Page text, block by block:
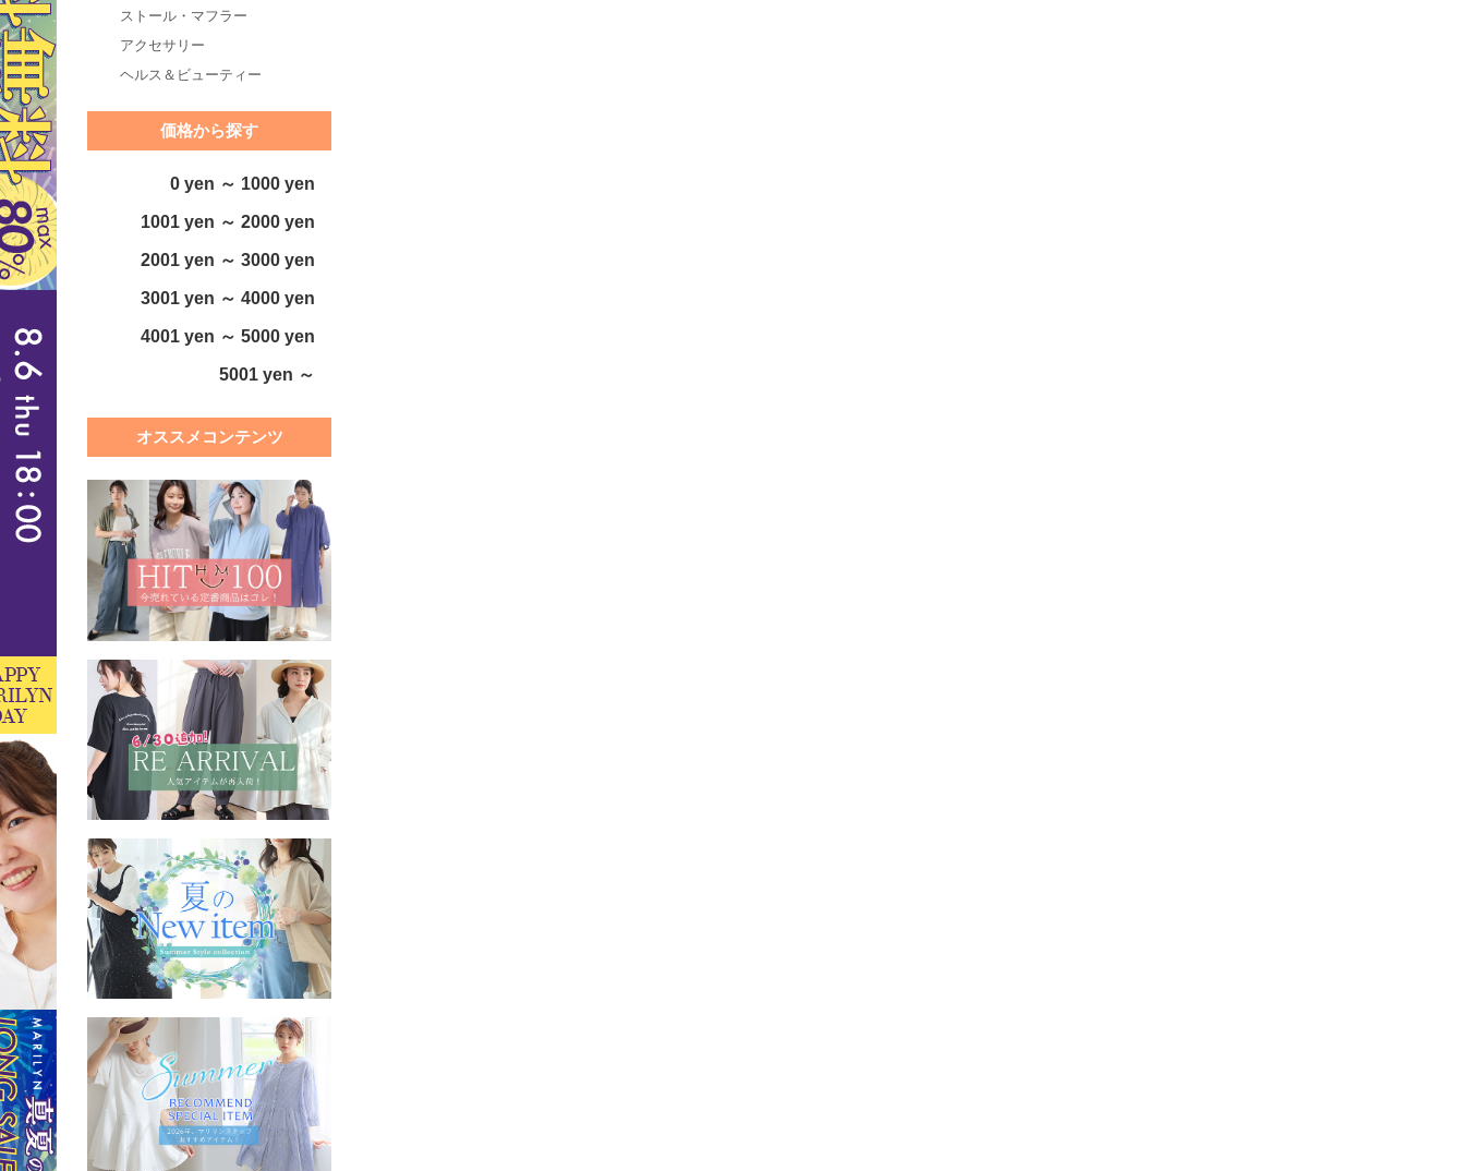
ストール・マフラー
アクセサリー
ヘルス＆ビューティー
価格から探す
0 yen ～ 1000 yen
1001 yen ～ 2000 yen
2001 yen ～ 3000 yen
3001 yen ～ 4000 yen
4001 yen ～ 5000 yen
5001 yen ～
オススメコンテンツ